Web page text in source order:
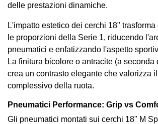
delle prestazioni dinamiche.
L'impatto estetico dei cerchi 18"
le proporzioni della Serie 1, riducendo
pneumatici e enfatizzando l'aspetto
La finitura bicolore o antracite (a seconda
crea un contrasto elegante che valorizza
complessivo della ruota.
Pneumatici Performance: Grip vs
Gli pneumatici montati sui cerchi 18" M